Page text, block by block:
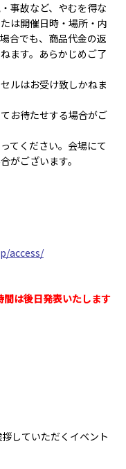
事故など、やむを得な
は開催日時・場所・内
合でも、商品代金の返
ます。あらかじめご了
ルはお受け致しかねま
お待たせする場合がご
てください。会場にて
がございます。
access/
は後日発表いたします
していただくイベント